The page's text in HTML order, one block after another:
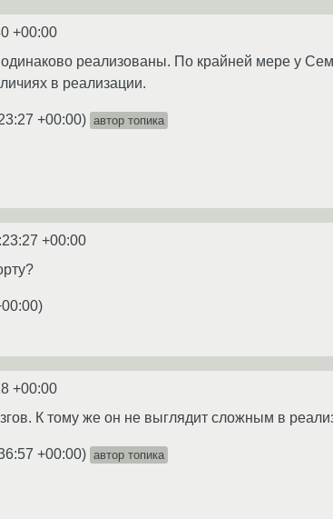
+00:00
реализованы. По крайней мере у
в реализации.
+00:00) автор топика
+00:00
)
+00:00
К тому же он не выглядит сложным в
+00:00) автор топика